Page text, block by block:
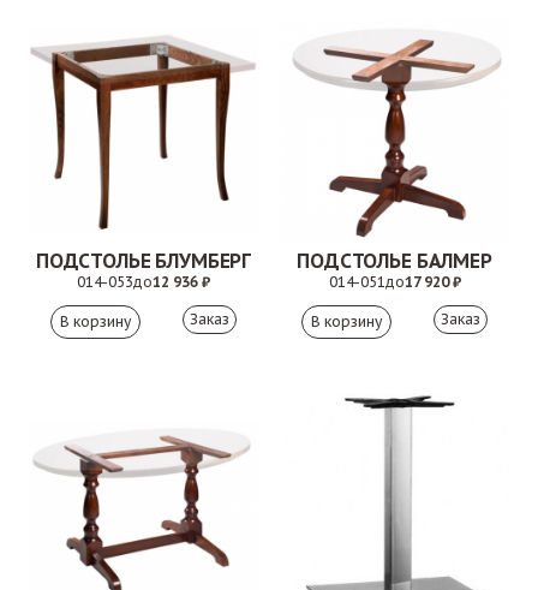
ПОДСТОЛЬЕ БЛУМБЕРГ
014-053до12 936 ₽
Заказ
ПОДСТОЛЬЕ БАЛМЕР
014-051до17 920 ₽
Заказ